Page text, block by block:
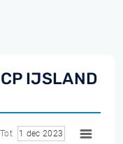
IJSLAND
Tot 1 dec 2023